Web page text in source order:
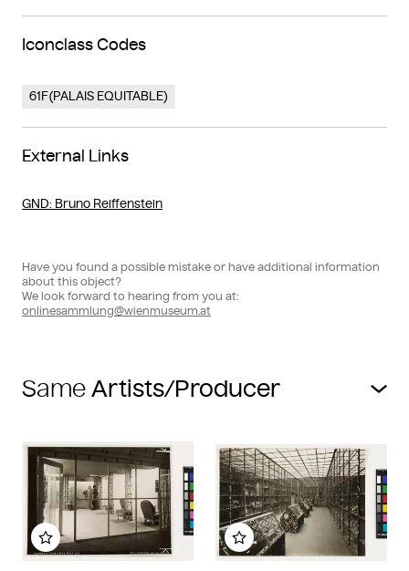
Iconclass Codes
61F(PALAIS EQUITABLE)
External Links
GND: Bruno Reiffenstein
Have you found a possible mistake or have additional information
about this object?
We look forward to hearing from you at:
onlinesammlung@wienmuseum.at
Same
Add to my album Add to my album